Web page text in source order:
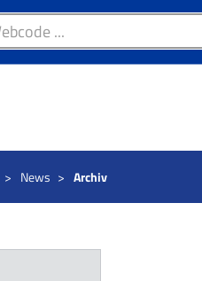
> News > Archiv